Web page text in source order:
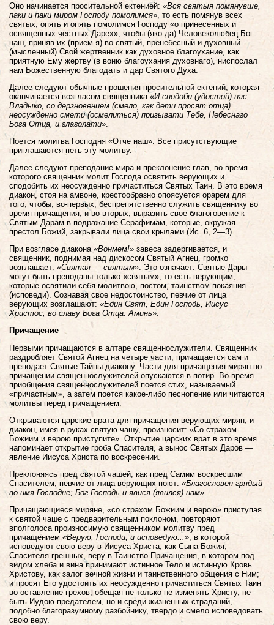
Оно начинается просительной ектенией: «Вся святыя помянувше,
паки и паки миром Господу помолимся», то есть помянув всех
святых, опять и опять помолимся Господу «о принесенных и
освященных честных Дарех», чтобы (яко да) Человеколюбец Бог
наш, приняв их (прием я) во святый, пренебесный и духовный
(мысленный) Свой жертвенник как духовное благоухание, как
приятную Ему жертву (в воню благоухания духовнаго), ниспослал
нам Божественную благодать и дар Святого Духа.
Далее следуют обычные прошения просительной ектений, которая
оканчивается возгласом священника «И сподоби (удостой) нас,
Владыко, со дерзновением (смело, как дети просят отца)
неосужденно смети (осмелиться) призывати Тебе, Небеснаго
Бога Отца, и глаголати».
Поется молитва Господня «Отче наш». Все присутствующие
приглашаются петь эту молитву.
Далее следуют преподание мира и преклонение глав, во время
которого священник молит Господа освятить верующих и
сподобить их неосужденно причаститься Святых Таин. В это время
диакон, стоя на амвоне, крестообразно опоясуется орарем для
того, чтобы, во-первых, беспрепятственно служить священнику во
время причащения, и во-вторых, выразить свое благоговение к
Святым Дарам в подражание Серафимам, которые, окружая
престол Божий, закрывали лица свои крылами (Ис. 6, 2—3).
При возгласе диакона «Вонмем!»завеса задергивается, и
священник, поднимая над дискосом Святый Агнец, громко
возглашает: «Святая — святым». Это означает: Святые Дары
могут быть преподаны только «святым», то есть верующим,
которые освятили себя молитвою, постом, таинством покаяния
(исповеди). Сознавая свое недостоинство, певчие от лица
верующих возглашают: «Един Свят, Един Господь, Иисус
Христос, во славу Бога Отца. Аминь».
Причащение
Первыми причащаются в алтаре священнослужители. Священник
раздробляет Святой Агнец на четыре части, причащается сам и
преподает Святые Тайны диакону. Части для причащения мирян по
причащении священнослужителей опускаются в потир. Во время
приобщения священнослужителей поется стих, называемый
«причастным», а затем поется какое-либо песнопение или читаются
молитвы перед причащением.
Открываются царские врата для причащения верующих мирян, и
диакон, имея в руках святую чашу, произносит: «Со страхом
Божиим и верою приступите». Открытие царских врат в это время
напоминает открытие гроба Спасителя, а вынос Святых Даров —
явление Иисуса Христа по воскресении.
Преклоняясь пред святой чашей, как пред Самим воскресшим
Спасителем, певчие от лица верующих поют: «Благословен грядый
во имя Господне; Бог Господь и явися (явился) нам».
Причащающиеся миряне, «со страхом Божиим и верою» приступая
к святой чаше с предварительным поклоном, повторяют
вполголоса произносимую священником молитву пред
причащением «Верую, Господи, и исповедую...», в которой
исповедуют свою веру в Иисуса Христа, как Сына Божия,
Спасителя грешных, веру в Таинство Причащения, в котором под
видом хлеба и вина принимают истинное Тело и истинную Кровь
Христову, как залог вечной жизни и таинственного общения с Ним;
и просят Его удостоить их неосужденно причаститься Святых Таин
во оставление грехов, обещая не только не изменять Христу, не
быть Иудою-предателем, но и среди жизненных страданий,
подобно благоразумному разбойнику, твердо и смело исповедовать
свою веру.